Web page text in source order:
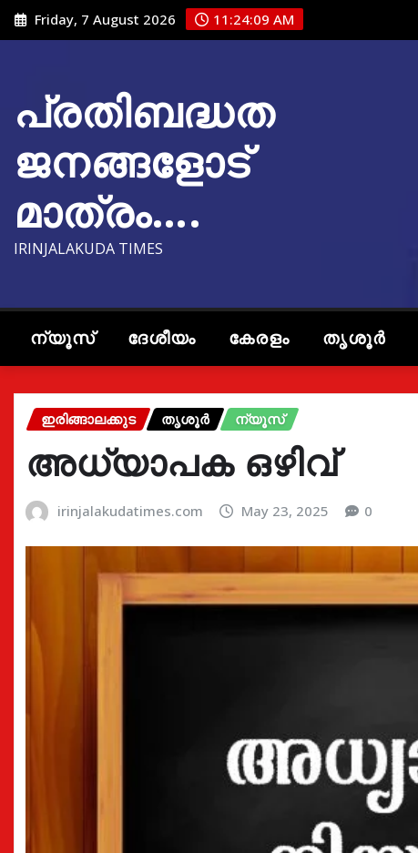
Skip
to
Friday, 7 August 2026 11:24:10 AM
പ്രതിബദ്ധത
ജനങ്ങളോട്
മാത്രം….
IRINJALAKUDA TIMES
ന്യൂസ് ദേശീയം കേരളം തൃശൂർ
ഇരിങ്ങാലക്കുട തൃശൂർ ന്യൂസ്
അധ്യാപക ഒഴിവ്
irinjalakudatimes.com May 23, 2025 0